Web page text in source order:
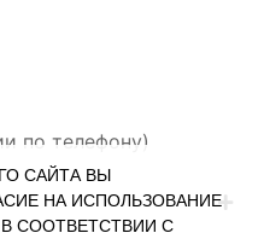
по телефону)
САЙТА ВЫ
НА ИСПОЛЬЗОВАНИЕ
СООТВЕТСТВИИ С